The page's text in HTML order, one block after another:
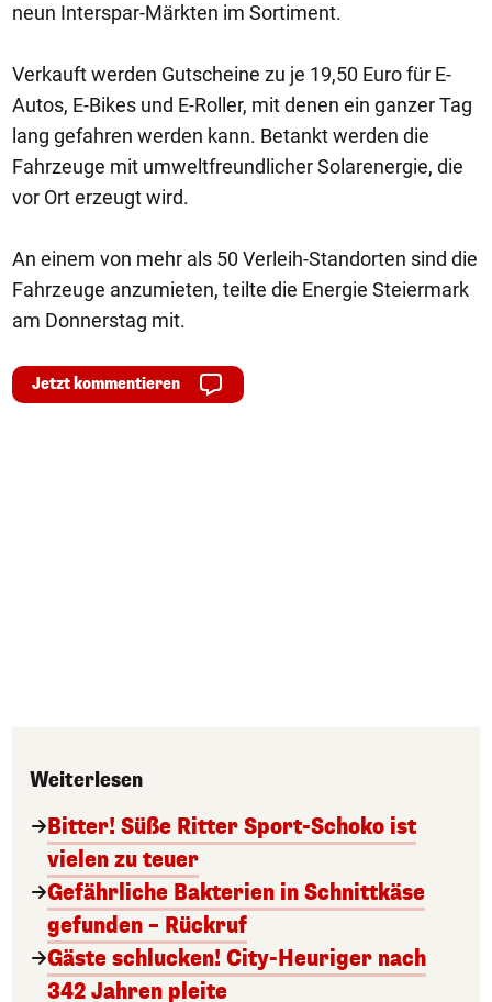
neun Interspar-Märkten im Sortiment.
Verkauft werden Gutscheine zu je 19,50 Euro für E-
Autos, E-Bikes und E-Roller, mit denen ein ganzer Tag
lang gefahren werden kann. Betankt werden die
Fahrzeuge mit umweltfreundlicher Solarenergie, die
vor Ort erzeugt wird.
An einem von mehr als 50 Verleih-Standorten sind die
Fahrzeuge anzumieten, teilte die Energie Steiermark
am Donnerstag mit.
Jetzt kommentieren
Weiterlesen
Bitter! Süße Ritter Sport-Schoko ist
vielen zu teuer
Gefährliche Bakterien in Schnittkäse
gefunden – Rückruf
Gäste schlucken! City-Heuriger nach
342 Jahren pleite